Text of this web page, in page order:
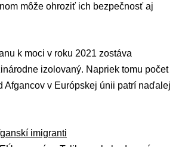
môže ohroziť ich bezpečnosť aj
k moci v roku 2021 zostáva
izolovaný. Napriek tomu počet
Afgancov v Európskej únii patrí naďalej
imigranti